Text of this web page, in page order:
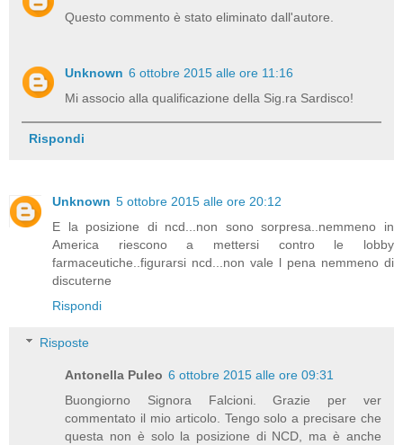
Questo commento è stato eliminato dall'autore.
Unknown 6 ottobre 2015 alle ore 11:16
Mi associo alla qualificazione della Sig.ra Sardisco!
Rispondi
Unknown 5 ottobre 2015 alle ore 20:12
E la posizione di ncd...non sono sorpresa..nemmeno in
America riescono a mettersi contro le lobby
farmaceutiche..figurarsi ncd...non vale l pena nemmeno di
discuterne
Rispondi
Risposte
Antonella Puleo 6 ottobre 2015 alle ore 09:31
Buongiorno Signora Falcioni. Grazie per ver
commentato il mio articolo. Tengo solo a precisare che
questa non è solo la posizione di NCD, ma è anche